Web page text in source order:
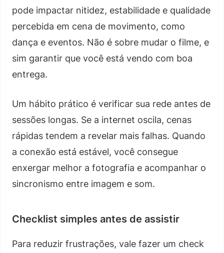
pode impactar nitidez, estabilidade e qualidade
percebida em cena de movimento, como
dança e eventos. Não é sobre mudar o filme, e
sim garantir que você está vendo com boa
entrega.
Um hábito prático é verificar sua rede antes de
sessões longas. Se a internet oscila, cenas
rápidas tendem a revelar mais falhas. Quando
a conexão está estável, você consegue
enxergar melhor a fotografia e acompanhar o
sincronismo entre imagem e som.
Checklist simples antes de assistir
Para reduzir frustrações, vale fazer um check